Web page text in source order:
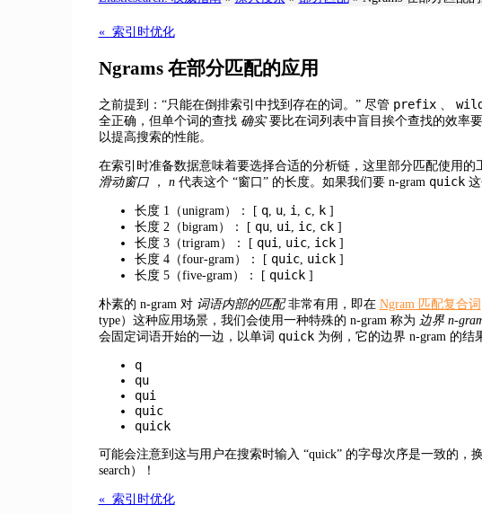
« 索引时优化
Ngrams 在部分匹配的应用
之前提到：“只能在倒排索引中找到存在的词。” 尽管 prefix、
全正确，但单个词的查找 确实要比在词列表中盲目挨个查找的效率要
以提高搜索的性能。
在索引时准备数据意味着要选择合适的分析链，这里部分匹配使用的
滑动窗口， n代表这个 “窗口” 的长度。如果我们要 n-gram quick这
长度 1（unigram）： [ q, u, i c, k]
长度 2（bigram）： [ qu, ui ic, ck]
长度 3（trigram）： [ qui uic, ick]
长度 4（four-gram）： [ quic, uick]
长度 5（five-gram）： [ quick]
朴素的 n-gram 对 词语内部的匹配非常有用，即在 Ngram 匹配复合词
type）这种应用场景，我们会使用一种特殊的 n-gram 称为 边界 n-
会固定词语开始的一边，以单词 quick为例，它的边界 n-gram 的结
q
qu
qui
quic
quick
可能会注意到这与用户在搜索时输入 “quick” 的字母次序是一致的，
search）！
« 索引时优化